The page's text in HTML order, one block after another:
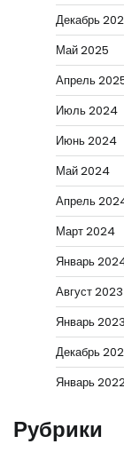
Декабрь
Май 2025
Апрель
Июль 2024
Июнь 2024
Май 2024
Апрель
Март 2024
Январь
Август 2023
Январь 2023
Декабрь
Январь
Рубрики